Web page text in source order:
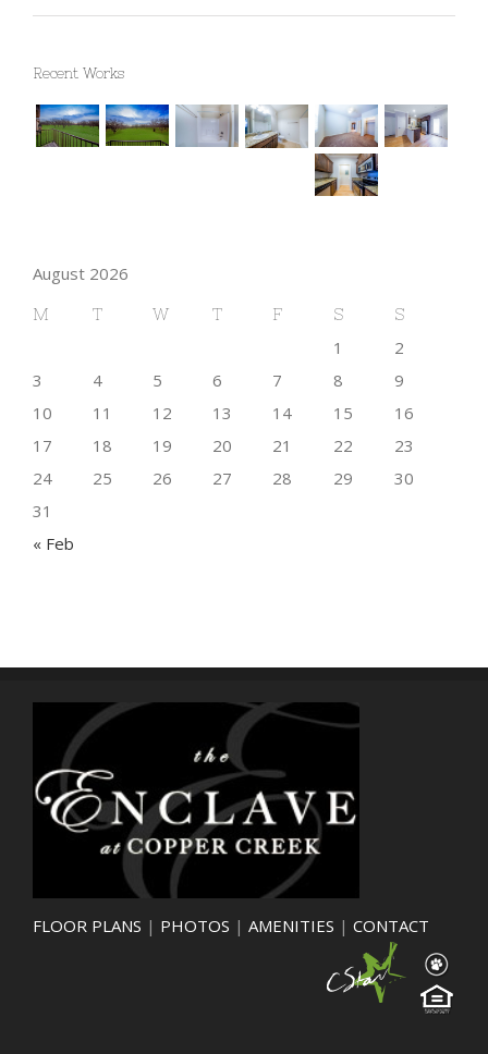
Recent Works
August 2026
M T W T F S S
« Feb
1
2
3
4 5 6 7 8
9
10
11 12 13 14 15
16
17
18 19 20 21 22
23
24
25 26 27 28 29
30
31
FLOOR PLANS | PHOTOS | AMENITIES | CONTACT